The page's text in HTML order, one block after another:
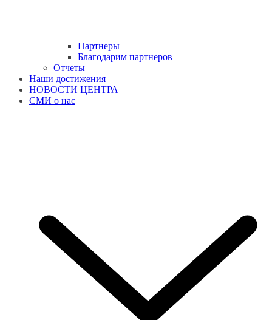
Партнеры
Благодарим партнеров
Отчеты
Наши достижения
НОВОСТИ ЦЕНТРА
СМИ о нас